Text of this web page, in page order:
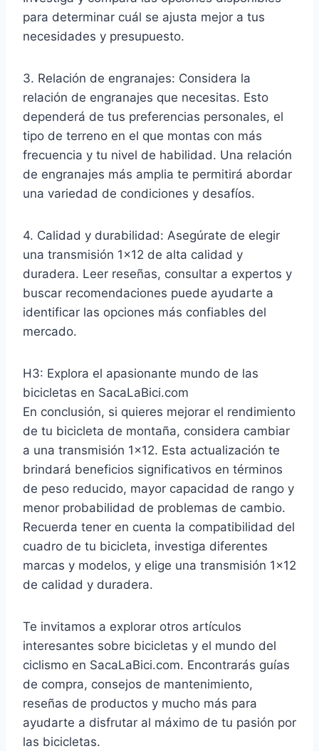
para determinar cuál se ajusta mejor a tus
necesidades y presupuesto.
3. Relación de engranajes: Considera la
relación de engranajes que necesitas. Esto
dependerá de tus preferencias personales, el
tipo de terreno en el que montas con más
frecuencia y tu nivel de habilidad. Una relación
de engranajes más amplia te permitirá abordar
una variedad de condiciones y desafíos.
4. Calidad y durabilidad: Asegúrate de elegir
una transmisión 1×12 de alta calidad y
duradera. Leer reseñas, consultar a expertos y
buscar recomendaciones puede ayudarte a
identificar las opciones más confiables del
mercado.
H3: Explora el apasionante mundo de las
bicicletas en SacaLaBici.com
En conclusión, si quieres mejorar el rendimiento
de tu bicicleta de montaña, considera cambiar
a una transmisión 1×12. Esta actualización te
brindará beneficios significativos en términos
de peso reducido, mayor capacidad de rango y
menor probabilidad de problemas de cambio.
Recuerda tener en cuenta la compatibilidad del
cuadro de tu bicicleta, investiga diferentes
marcas y modelos, y elige una transmisión 1×12
de calidad y duradera.
Te invitamos a explorar otros artículos
interesantes sobre bicicletas y el mundo del
ciclismo en SacaLaBici.com. Encontrarás guías
de compra, consejos de mantenimiento,
reseñas de productos y mucho más para
ayudarte a disfrutar al máximo de tu pasión por
las bicicletas.